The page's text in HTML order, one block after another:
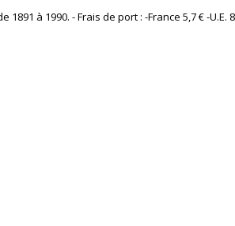
1891 à 1990. - Frais de port : -France 5,7 € -U.E.